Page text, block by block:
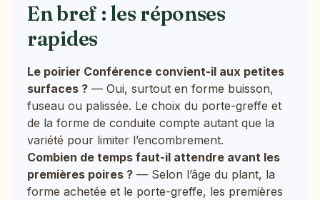
En bref : les réponses
rapides
Le poirier Conférence convient-il aux petites
surfaces ? — Oui, surtout en forme buisson,
fuseau ou palissée. Le choix du porte-greffe et
de la forme de conduite compte autant que la
variété pour limiter l’encombrement.
Combien de temps faut-il attendre avant les
premières poires ? — Selon l’âge du plant, la
forme achetée et le porte-greffe, les premières